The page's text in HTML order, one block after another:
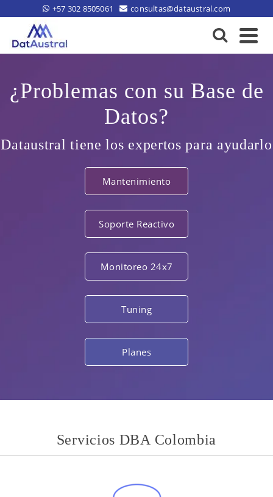
+57 302 8505061 consultas@dataustral.com
¿Problemas con su Base de
Datos?
Dataustral tiene los expertos para ayudarlo
Mantenimiento
Soporte Reactivo
Monitoreo 24x7
Tuning
Planes
Servicios DBA Colombia